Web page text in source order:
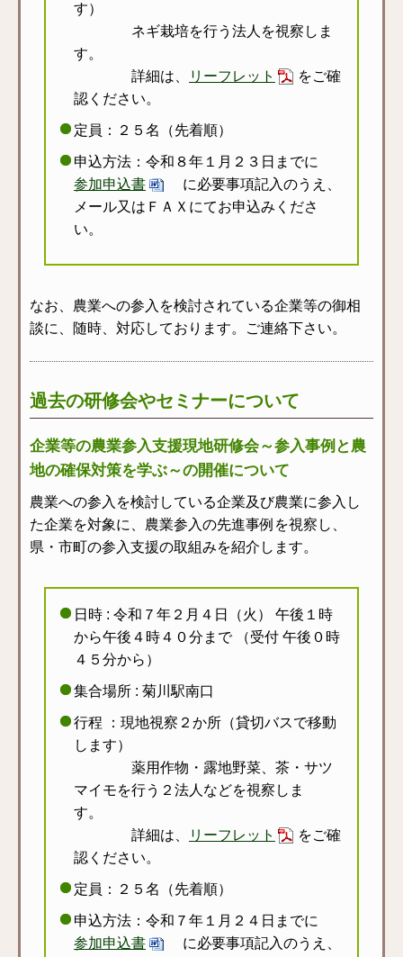
す）
ネギ栽培を行う法人を視察しま
す。
詳細は、
リーフレット
をご確
認ください。
定員：２５名（先着順）
申込方法：令和８年１月２３日までに
参加申込書
に必要事項記入のうえ、
メール又はＦＡＸにてお申込みくださ
い。
なお、農業への参入を検討されている企業等の御相
談に、随時、対応しております。ご連絡下さい。
過去の研修会やセミナーについて
企業等の農業参入支援現地研修会～参入事例と農
地の確保対策を学ぶ～の開催について
農業への参入を検討している企業及び農業に参入し
た企業を対象に、農業参入の先進事例を視察し、
県・市町の参入支援の取組みを紹介します。
日時 : 令和７年２月４日（火） 午後１時
から午後４時４０分まで （受付 午後０時
４５分から）
集合場所 : 菊川駅南口
行程 ：現地視察２か所（貸切バスで移動
します）
薬用作物・露地野菜、茶・サツ
マイモを行う２法人などを視察しま
す。
詳細は、
リーフレット
をご確
認ください。
定員：２５名（先着順）
申込方法：令和７年１月２４日までに
参加申込書
に必要事項記入のうえ、